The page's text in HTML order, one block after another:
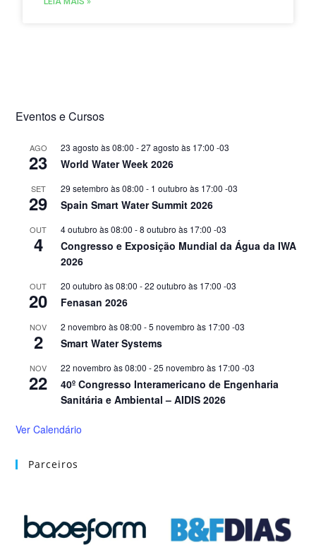
Eventos e Cursos
AGO
23
23 agosto às 08:00 -27 agosto às 17:00 -03
World Water Week 2026
SET
29
29 setembro às 08:00 - 1 outubro às 17:00 -03
Spain Smart Water Summit 2026
OUT
4
4 outubro às 08:00 -8 outubro às 17:00 -03
Congresso e Exposição Mundial da Água da IWA
2026
OUT
20
20 outubro às 08:00 -22 outubro às 17:00 -03
Fenasan 2026
NOV
2
2 novembro às 08:00 -5 novembro às 17:00 -03
Smart Water Systems
NOV
22
22 novembro às 08:00 -25 novembro às 17:00 -03
40º Congresso Interamericano de Engenharia
Sanitária e Ambiental – AIDIS 2026
Ver Calendário
Parceiros